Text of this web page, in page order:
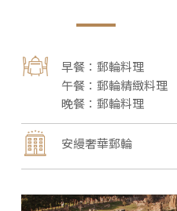
郵輪料理
郵輪精緻料理
郵輪料理
安縵奢華郵輪